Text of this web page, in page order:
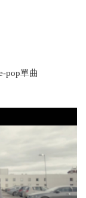
pop單曲